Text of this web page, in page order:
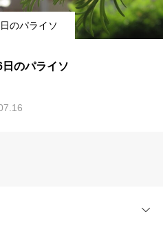
のパライソ
のパライソ